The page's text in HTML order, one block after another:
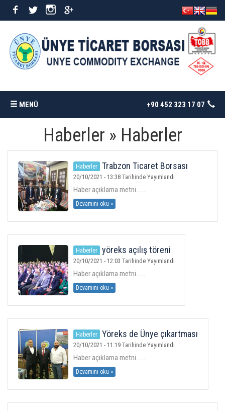
MENÜ +90 452 323 17 07
BORSAMIZ
İSTATISTIKLER
ÜYELER
MEVZUAT
GALERI
İLETIŞIM
Haberler » Haberler
Haberler
Trabzon Ticaret Borsası
Başkanı Eyyüp Ergan standımızı
ziyaret etti
20/10/2021 - 13:38 Tarihinde Yayımlandı
Haber açıklama metni......
Devamını oku »
Haberler yöreks açılış töreni
20/10/2021 - 12:03 Tarihinde Yayımlandı
Haber açıklama metni......
Devamını oku »
Haberler Yöreks de Ünye çıkartması
20/10/2021 - 11:19 Tarihinde Yayımlandı
Haber açıklama metni......
Devamını oku »